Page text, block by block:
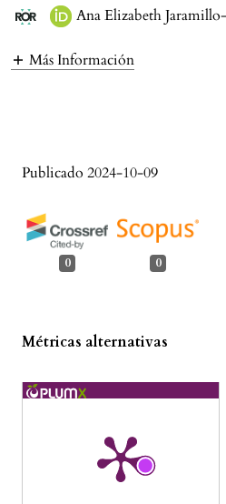
Ana Elizabeth
Más Información
Publicado 2024-10-09
0 0
Métricas alternativas